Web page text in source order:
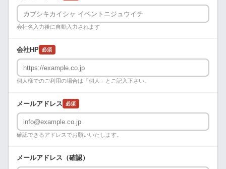
会社名入力後に自動入力されます
会社HP 必須
個人様でのご利用の場合は「個人」とご記入下さい。
メールアドレス 必須
確認できるアドレスでお願いいたします。
メールアドレス（確認）